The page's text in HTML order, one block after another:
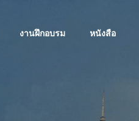
งานฝึกอบรม หนังสือ